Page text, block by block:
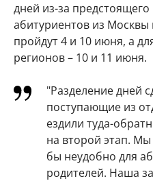
дней из-за
абитуриентов из Москвы
пройдут 4 и 10 июня, а
регионов – 10 и 11 июня.
"Разделение дней
поступающие из
ездили туда-
на второй этап.
бы неудобно для
родителей. Наша